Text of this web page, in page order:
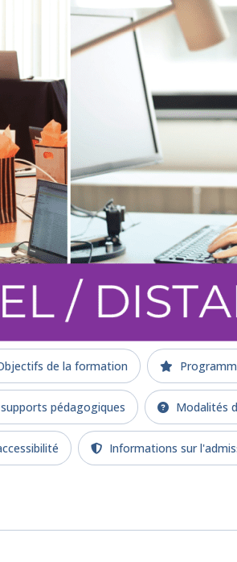
de la formation
pédagogiques Modalités
Informations sur